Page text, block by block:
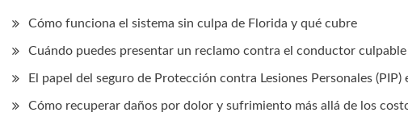
Cómo funciona el sistema sin culpa de Florida y qué cubre
Cuándo puedes presentar un reclamo contra el conductor culpable
El papel del seguro de Protección contra Lesiones Personales
Cómo recuperar daños por dolor y sufrimiento más allá de los